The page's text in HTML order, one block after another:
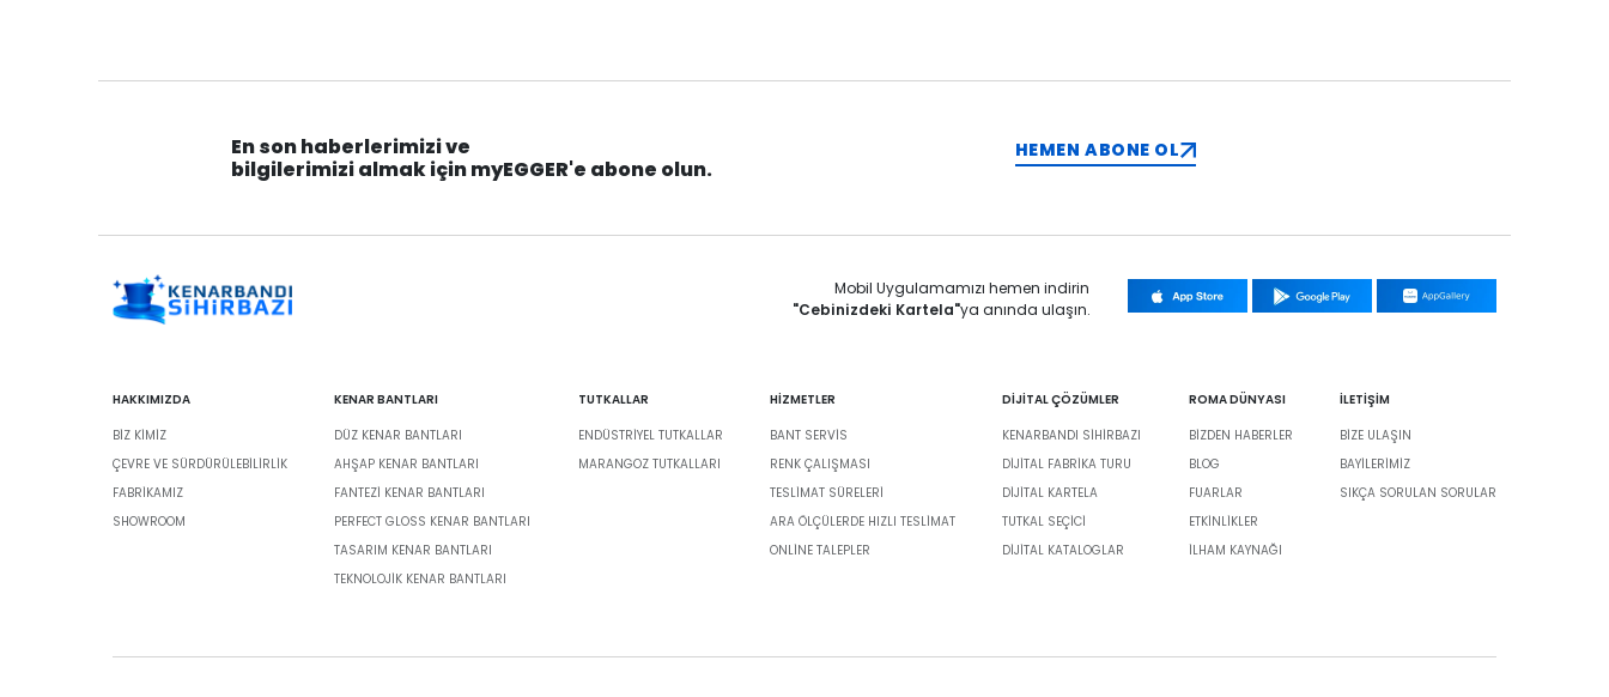
En son haberlerimizi ve
bilgilerimizi almak için myEGGER'e abone olun.
HEMEN ABONE OL
Mobil Uygulamamızı hemen indirin
"Cebinizdeki Kartela"ya anında ulaşın.
HAKKIMIZDA
BIZ KIMIZ
ÇEVRE VE SÜRDÜRÜLEBILIRLIK
FABRİKAMIZ
SHOWROOM
KENAR BANTLARI
DÜZ KENAR BANTLARI
AHŞAP KENAR BANTLARI
FANTEZI KENAR BANTLARI
PERFECT GLOSS KENAR BANTLARI
TASARIM KENAR BANTLARI
TEKNOLOJIK KENAR BANTLARI
TUTKALLAR
ENDÜSTRIYEL TUTKALLAR
MARANGOZ TUTKALLARI
HİZMETLER
BANT SERVIS
RENK ÇALIŞMASI
TESLIMAT SÜRELERI
ARA ÖLÇÜLERDE HIZLI TESLIMAT
ONLINE TALEPLER
DİJİTAL ÇÖZÜMLER
KENARBANDI SİHİRBAZI
DIJITAL FABRIKA TURU
DİJİTAL KARTELA
TUTKAL SEÇİCİ
DIJITAL KATALOGLAR
ROMA DÜNYASI
BIZDEN HABERLER
BLOG
FUARLAR
ETKINLIKLER
İLHAM KAYNAĞI
İLETİŞİM
BIZE ULAŞIN
BAYILERIMIZ
SIKÇA SORULAN SORULAR